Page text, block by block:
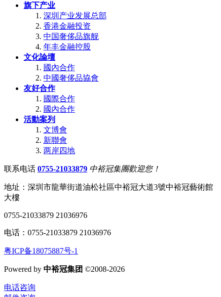
旗下产业
深圳产业发展总部
香港金融投资
中国奢侈品旗舰
年丰金融控股
文化論壇
國內合作
中國奢侈品協會
友好合作
國際合作
國內合作
活動案列
文博會
新聯會
两岸四地
联系电话 0755-21033879 中裕冠集團歡迎您！
地址：深圳市龍華街道油松社區中裕冠大道3號中裕冠藝術館
大樓
0755-21033879 21036976
电话：0755-21033879 21036976
粤ICP备18075887号-1
Powered by 中裕冠集团 ©2008-2026
电话咨询